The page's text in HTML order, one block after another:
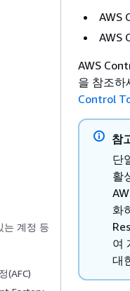
는 계정 등
(AFC)
AWS
AWS
AWS
을 참조하
Control
참
단
활
화
여
대